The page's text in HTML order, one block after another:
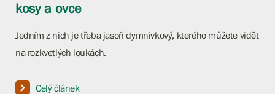
kosy a ovce
Jedním z nich je třeba jasoň dymnivkový, kterého můžete vidět
na rozkvetlých loukách.
Celý článek